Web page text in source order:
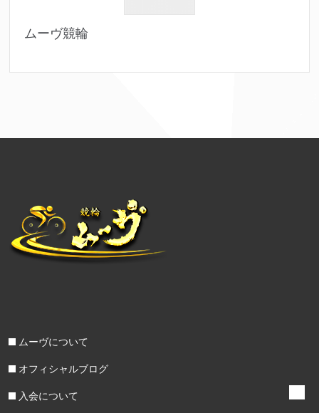
ムーヴ競輪
ムーヴについて
オフィシャルブログ
入会について